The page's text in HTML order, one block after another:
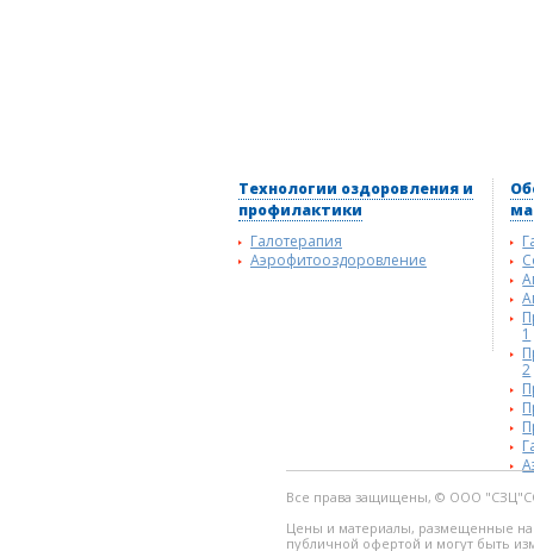
Технологии оздоровления и
профилактики
Галотерапия
Аэрофитооздоровление
1
2
Все права защищены, © ООО
Цены и материалы, размещенные на
публичной офертой и могут быть